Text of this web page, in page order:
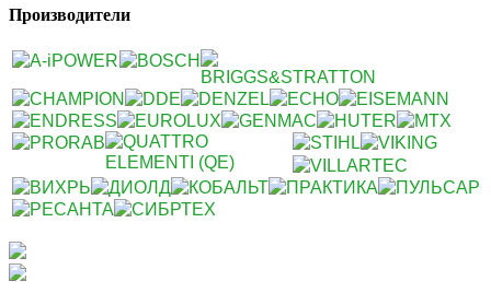
Производители